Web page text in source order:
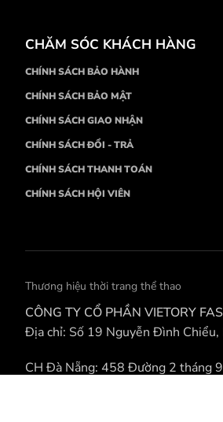
CHĂM SÓC KHÁCH HÀNG
CHÍNH SÁCH BẢO HÀNH
CHÍNH SÁCH BẢO MẬT
CHÍNH SÁCH GIAO NHẬN
CHÍNH SÁCH ĐỔI - TRẢ
CHÍNH SÁCH THANH TOÁN
CHÍNH SÁCH HỘI VIÊN
Thương hiệu thời trang thể thao
CÔNG TY CỔ PHẦN VIETORY
Địa chỉ: Số 19 Nguyễn Đình
CH Đà Nẵng: 458 Đường 2 tháng